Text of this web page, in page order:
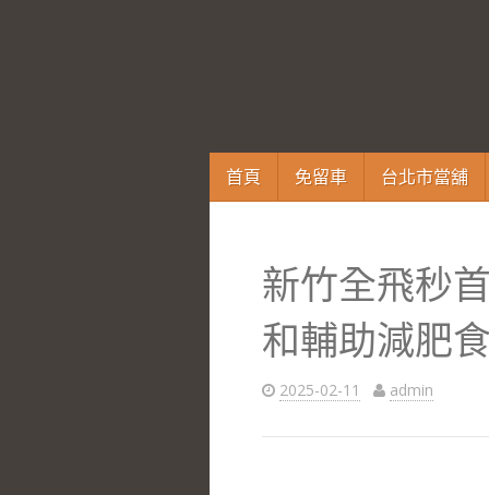
跳
至
首頁 免留車 台北市當舖
新竹全飛秒
和輔助減肥
2025-02-11 admin